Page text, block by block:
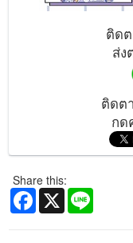
ติด
ส่ง
ติดต
กด
Share this:
Facebook
X